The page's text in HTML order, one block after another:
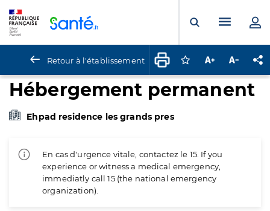
Ouvrir laMenu
Retour à l'établissement Connectez-vous
Augmenter la
Hébergement permanent
Ehpad residence les grands pres
En cas d'urgence vitale, contactez le 15. If you
experience or witness a medical emergency,
immediatly call 15 (the national emergency
organization).